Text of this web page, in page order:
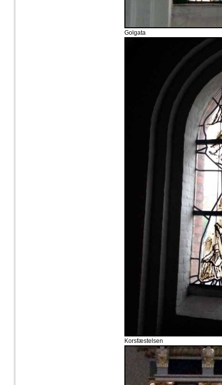
Golgata
Korsfæstelsen